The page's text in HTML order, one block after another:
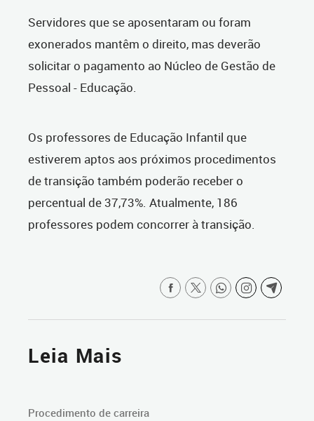
Servidores que se aposentaram ou foram
exonerados mantêm o direito, mas deverão
solicitar o pagamento ao Núcleo de Gestão de
Pessoal - Educação.
Os professores de Educação Infantil que
estiverem aptos aos próximos procedimentos
de transição também poderão receber o
percentual de 37,73%. Atualmente, 186
professores podem concorrer à transição.
Leia Mais
Procedimento de carreira